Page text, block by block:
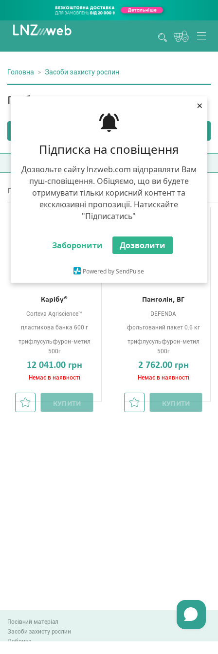
Підписка на сповіщення
Дозвольте сайту lnzweb.com відправляти Вам
пуш-сповіщення. Обіцяємо, що ви будете
отримувати тільки корисний контент та
ексклюзивні пропозиції. Натискайте
"Підписатись"
Заборонити Дозволити
Powered by SendPulse
×
Головна Засоби захисту рослин
Гербіциди
Показано 2 товарів з 2
Карібу®
Corteva Agriscience™
пластикова банка 600 г
трифлусульфурон-метил
500г
12 041.00 грн
Немає в наявності
КУПИТИ
Панголін, ВГ
DEFENDA
фольгований пакет 0.6 кг
трифлусульфурон-метил
500г
2 762.00 грн
Немає в наявності
КУПИТИ
Посівний матеріал
Засоби захисту рослин
Добрива